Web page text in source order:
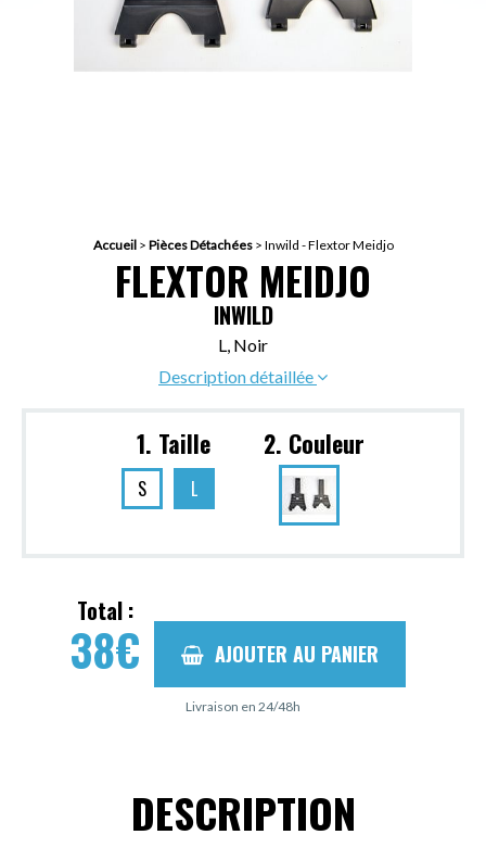
Accueil> Pièces Détachées> Inwild - Flextor Meidjo
FLEXTOR MEIDJO
INWILD
L, Noir
Description détaillée
1. Taille
S L
2. Couleur
Total :
38€ AJOUTER AU PANIER
Livraison en 24/48h
DESCRIPTION